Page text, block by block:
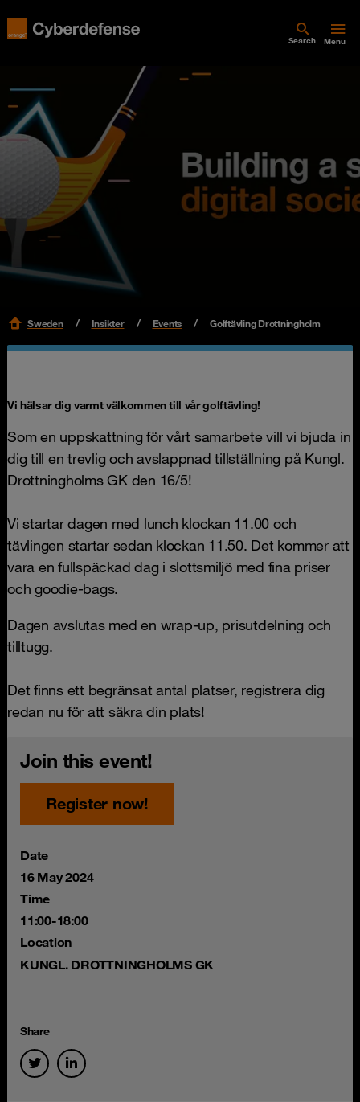
Search Menu
Sweden Insikter Events Golftävling Drottningholm
Vi hälsar dig varmt välkommen till vår golftävling!
Som en uppskattning för vårt samarbete vill vi bjuda in
dig till en trevlig och avslappnad tillställning på Kungl.
Drottningholms GK den 16/5!
Vi startar dagen med lunch klockan 11.00 och
tävlingen startar sedan klockan 11.50. Det kommer att
vara en fullspäckad dag i slottsmiljö med fina priser
och goodie-bags.
Dagen avslutas med en wrap-up, prisutdelning och
tilltugg.
Det finns ett begränsat antal platser, registrera dig
redan nu för att säkra din plats!
Join this event!
Register now!
Date
16 May 2024
Time
11:00-18:00
Location
KUNGL. DROTTNINGHOLMS GK
Share